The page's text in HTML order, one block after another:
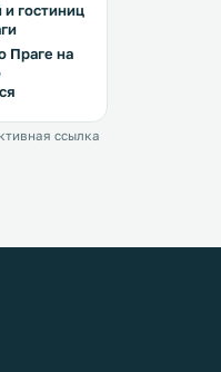
гостиниц
Праге на
ссылка